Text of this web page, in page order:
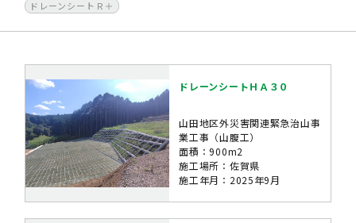
ドレーンシートＲ＋
ドレーンシートＨＡ３０
山田地区外災害関連緊急治山事
業工事（山腹工）
面積：900m2
施工場所：佐賀県
施工年月：2025年9月